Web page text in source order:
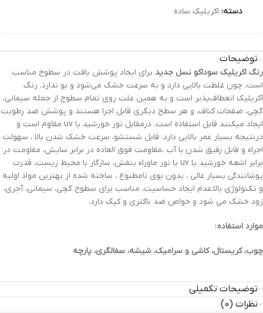
دسته: اکریلیک ساده
توضیحات
رنگ‌ اکریلیک سوداکو نسل جدید برای ایجاد پوشش بافت در سطوح مناسب
است، چون غلظت بالایی دارد و به سرعت خشک می‌شود و بو ندارد. رنگ
اکریلیک انعطاف‌پذیر است و به همین علت روی تمام سطوح از جمله سیمانی،
گچی، صفحات کناف، و هر سطح دیگری قابل اجرا هستند و پوشش ضد رطوبت
ایجاد میکنند قابل استفاده است. درمقابل نور خورشید یا uv مقاوم است و
درنتیجه بسیار عمر بالایی دارد. قابل شستشو، سرعت خشک شدن بالا ، سهولت
اجراء و قابل رقیق شدن با آب ،مقاومت فوق العاده در برابر سایش، مقاومت در
برابر اشعه خورشید یا uv یا نور ماوراء بنفش، سازگار با محیط زیست، قدرت
پوشانندگی بسیار عالی ، بدون بوی نامطبوع ، ساخته شده از بهترین مواد اولیه
و تکنولوژی بالا،عدم ایجاد حساسیت، مناسب برای سطوح گچی، سیمانی، آجری،
زود خشک می شود و خواص ضد باکتری و کپک دارد.
موارد استفاده :
چوب، کریستال، کاشی و سرامیک، شیشه، سفالگری، پارچه
توضیحات تکمیلی
نظرات (0)